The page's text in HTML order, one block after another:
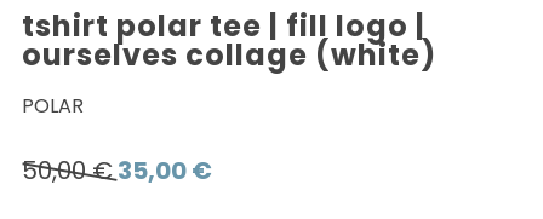
tshirt polar tee | fill logo |
ourselves collage (white)
POLAR
50,00€ Le
35,00€Le